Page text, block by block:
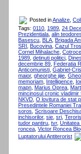
Posted inAnalize
Tags: 0110 1989 24
Prezidentiala alin
Basescu
BLA Brigada
SRI
Bucovina Cazul
Cornel Mihalache
1989 detinuti politici
decembrie 89
Federatia
Anticomunisti Gabriel-
maior, gheorghe jijie
memoriam
Intelligence
mapn Marius Oprea
mincinosul cronic vladimir
NKVD O lovitura de stat
Presedintele Romaniei
soros Scrisoare
inchisorilor, sie sri
tudor pantiru tvr, Unitatea
roncea Victor Roncea
Luptatorului Antiterorist